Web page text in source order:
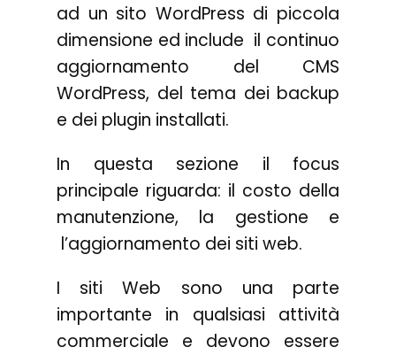
ad un sito WordPress di piccola
dimensione ed include il continuo
aggiornamento del CMS
WordPress, del tema dei backup
e dei plugin installati.
In questa sezione il focus
principale riguarda: il costo della
manutenzione, la gestione e
l’aggiornamento dei siti web.
I siti Web sono una parte
importante in qualsiasi attività
commerciale e devono essere